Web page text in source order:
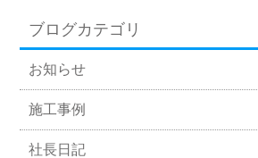
ブログカテゴリ
お知らせ
施工事例
社長日記